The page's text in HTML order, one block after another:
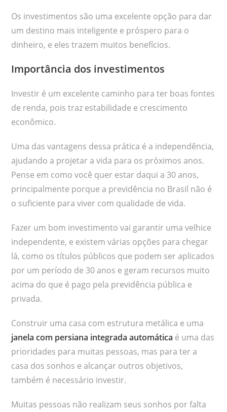
Os investimentos são uma excelente opção para dar
um destino mais inteligente e próspero para o
dinheiro, e eles trazem muitos benefícios.
Importância dos investimentos
Investir é um excelente caminho para ter boas fontes
de renda, pois traz estabilidade e crescimento
econômico.
Uma das vantagens dessa prática é a independência,
ajudando a projetar a vida para os próximos anos.
Pense em como você quer estar daqui a 30 anos,
principalmente porque a previdência no Brasil não é
o suficiente para viver com qualidade de vida.
Fazer um bom investimento vai garantir uma velhice
independente, e existem várias opções para chegar
lá, como os títulos públicos que podem ser aplicados
por um período de 30 anos e geram recursos muito
acima do que é pago pela previdência pública e
privada.
Construir uma casa com estrutura metálica e uma
janela com persiana integrada automática é uma das
prioridades para muitas pessoas, mas para ter a
casa dos sonhos e alcançar outros objetivos,
também é necessário investir.
Muitas pessoas não realizam seus sonhos por falta